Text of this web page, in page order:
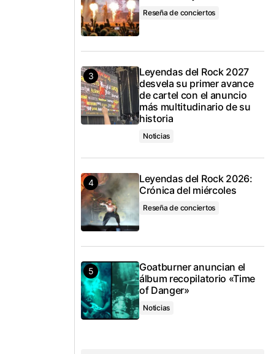
Reseña de conciertos
Leyendas del Rock 2027
desvela su primer avance
de cartel con el anuncio
más multitudinario de su
historia
Noticias
Leyendas del Rock 2026:
Crónica del miércoles
Reseña de conciertos
Goatburner anuncian el
álbum recopilatorio «Time
of Danger»
Noticias